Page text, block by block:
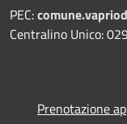
PEC:
Centralino Unico:
Prenotazione